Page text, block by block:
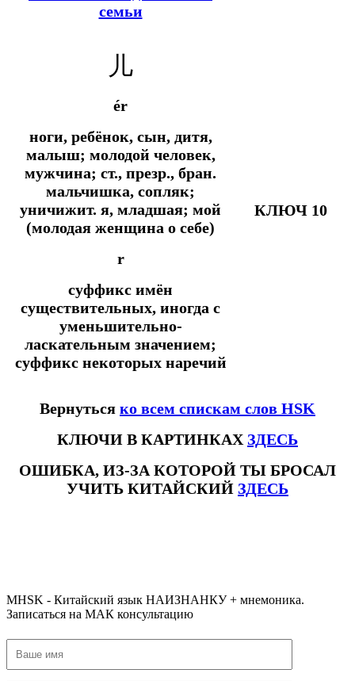
семьи
儿
ér
ноги, ребёнок, сын, дитя,
малыш; молодой человек,
мужчина; ст., презр., бран.
мальчишка, сопляк;
уничижит. я, младшая; мой
(молодая женщина о себе)
r
суффикс имён
существительных, иногда с
уменьшительно-
ласкательным значением;
суффикс некоторых наречий
КЛЮЧ 10
Вернуться ко всем спискам слов HSK
КЛЮЧИ В КАРТИНКАХ ЗДЕСЬ
ОШИБКА, ИЗ-ЗА КОТОРОЙ ТЫ БРОСАЛ
УЧИТЬ КИТАЙСКИЙ ЗДЕСЬ
MHSK - Китайский язык НАИЗНАНКУ + мнемоника.
Записаться на МАК консультацию